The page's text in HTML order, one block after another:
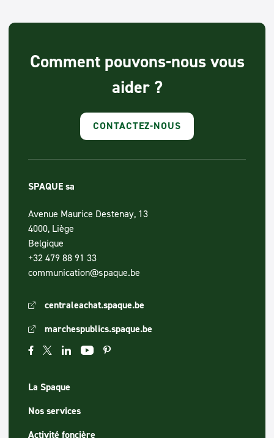
Comment pouvons-nous vous
aider ?
CONTACTEZ-NOUS
SPAQUE sa
Avenue Maurice Destenay, 13
4000, Liège
Belgique
+32 479 88 91 33
communication@spaque.be
centraleachat.spaque.be
marchespublics.spaque.be
La Spaque
Nos services
Activité foncière